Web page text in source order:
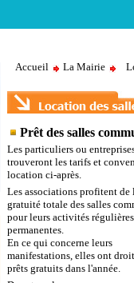
Accueil La Mairie
Prêt des salles
Les particuliers ou
trouveront les tarifs et
location ci-après.
Les associations profitent de
gratuité totale des salles
pour leurs activités
permanentes.
En ce qui concerne leurs
manifestations, elles ont
prêts gratuits dans l'année.